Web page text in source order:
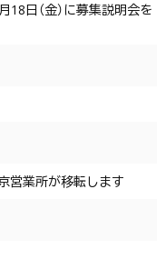
日（金）に募集説明会を
営業所が移転します